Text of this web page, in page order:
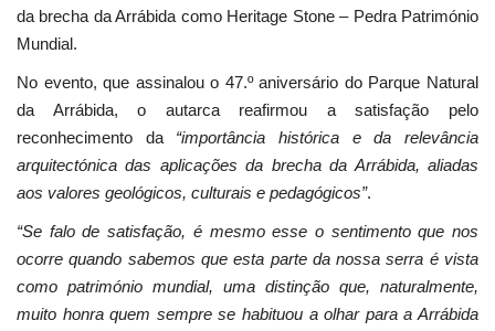
da brecha da Arrábida como Heritage Stone – Pedra Património
Mundial.
No evento, que assinalou o 47.º aniversário do Parque Natural
da Arrábida, o autarca reafirmou a satisfação pelo
reconhecimento da “importância histórica e da relevância
arquitectónica das aplicações da brecha da Arrábida, aliadas
aos valores geológicos, culturais e pedagógicos”.
“Se falo de satisfação, é mesmo esse o sentimento que nos
ocorre quando sabemos que esta parte da nossa serra é vista
como património mundial, uma distinção que, naturalmente,
muito honra quem sempre se habituou a olhar para a Arrábida